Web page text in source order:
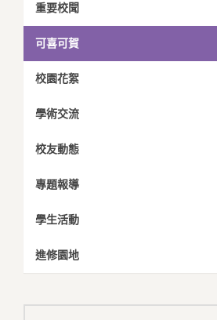
重要校聞
可喜可賀
校園花絮
學術交流
校友動態
專題報導
學生活動
進修園地